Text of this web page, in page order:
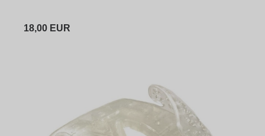
18,00 EUR